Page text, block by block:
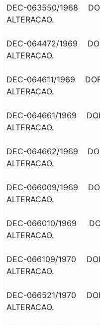
DEC-063550/1968
ALTERACAO.
DEC-064472/1969
ALTERACAO.
DEC-064611/1969
ALTERACAO.
DEC-064661/1969
ALTERACAO.
DEC-064662/1969
ALTERACAO.
DEC-066009/1969
ALTERACAO.
DEC-066010/1969
ALTERACAO.
DEC-066109/1970
ALTERACAO.
DEC-066521/1970
ALTERACAO.